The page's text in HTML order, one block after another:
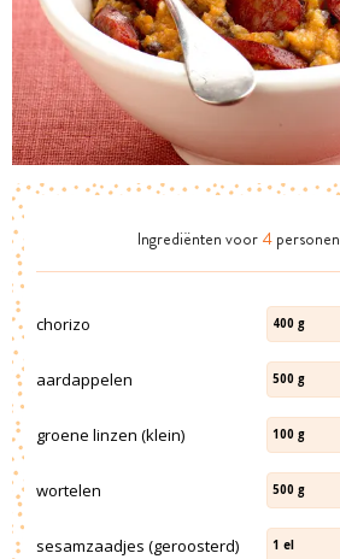
Ingrediënten voor 4 personen
chorizo 400 g
aardappelen 500 g
groene linzen (klein) 100 g
wortelen 500 g
sesamzaadjes (geroosterd) 1 el